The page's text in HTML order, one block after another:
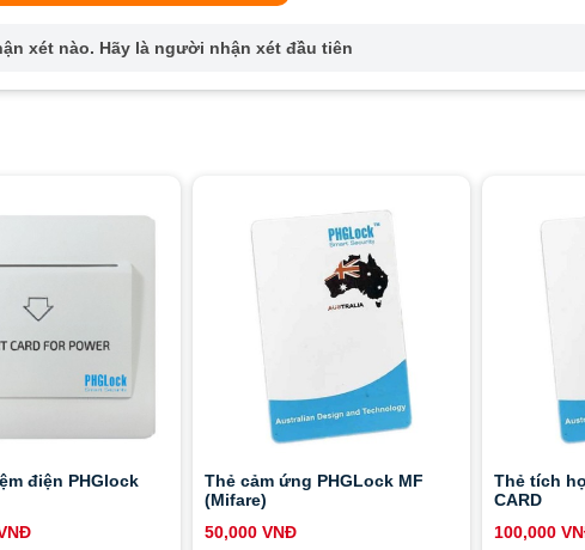
xét nào. Hãy là người nhận xét đầu tiên
điện PHGlock
Thẻ cảm ứng PHGLock MF
(Mifare)
50,000 VNĐ
Thẻ tích
CARD
100,000